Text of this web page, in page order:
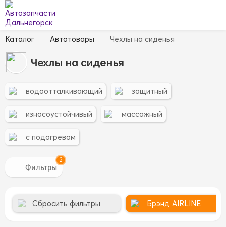
Каталог Автотовары Чехлы на сиденья
Чехлы на сиденья
водоотталкивающий защитный
износоустойчивый массажный
с подогревом
2
Сбросить фильтры Брэнд AIRLINE